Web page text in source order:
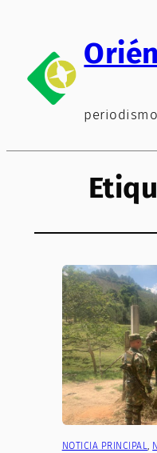
contenido
NOTICIA PRINCIPAL,